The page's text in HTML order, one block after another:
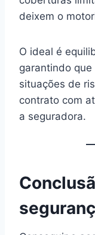
deixem o
O ideal é
garantindo
situações de
contrato com
a seguradora.